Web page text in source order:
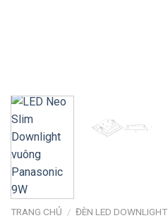
TRANG CHỦ / ĐÈN LED DOWNLIGHT